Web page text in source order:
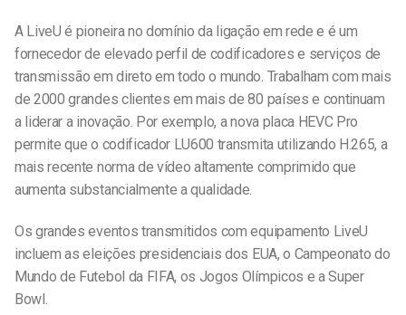
A LiveU é pioneira no domínio da ligação em rede e é um
fornecedor de elevado perfil de codificadores e serviços de
transmissão em direto em todo o mundo. Trabalham com mais
de 2000 grandes clientes em mais de 80 países e continuam
a liderar a inovação. Por exemplo, a nova placa HEVC Pro
permite que o codificador LU600 transmita utilizando H.265, a
mais recente norma de vídeo altamente comprimido que
aumenta substancialmente a qualidade.
Os grandes eventos transmitidos com equipamento LiveU
incluem as eleições presidenciais dos EUA, o Campeonato do
Mundo de Futebol da FIFA, os Jogos Olímpicos e a Super
Bowl.